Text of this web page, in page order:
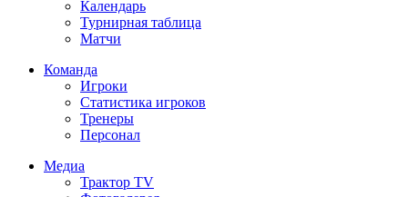
Календарь
Турнирная таблица
Матчи
Команда
Игроки
Статистика игроков
Тренеры
Персонал
Медиа
Трактор TV